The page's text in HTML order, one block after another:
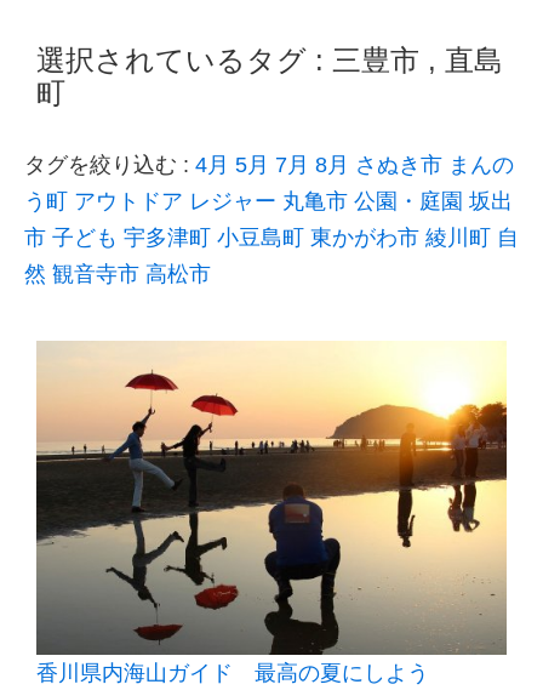
選択されているタグ : 三豊市 , 直島
町
タグを絞り込む : 4月 5月 7月 8月 さぬき市 まんの
う町
アウトドア レジャー 丸亀市 公園・庭園 坂出
市 子ども 宇多津町 小豆島町 東かがわ市 綾川町
自
然 観音寺市 高松市
香川県内海山ガイド 最高の夏にしよう